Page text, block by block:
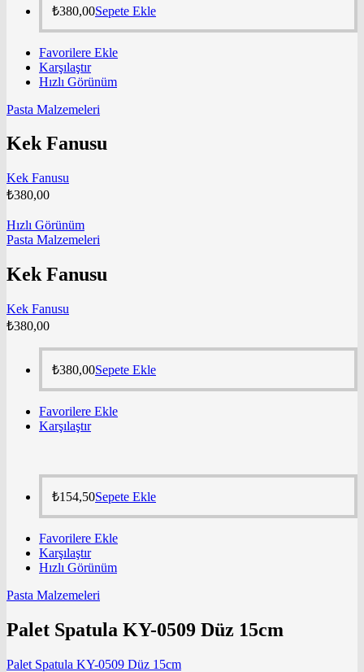
₺380,00Sepete Ekle
Favorilere Ekle
Karşılaştır
Hızlı Görünüm
Pasta Malzemeleri
Kek Fanusu
Kek Fanusu
₺380,00
Hızlı Görünüm
Pasta Malzemeleri
Kek Fanusu
Kek Fanusu
₺380,00
₺380,00Sepete Ekle
Favorilere Ekle
Karşılaştır
₺154,50Sepete Ekle
Favorilere Ekle
Karşılaştır
Hızlı Görünüm
Pasta Malzemeleri
Palet Spatula KY-0509 Düz 15cm
Palet Spatula KY-0509 Düz 15cm